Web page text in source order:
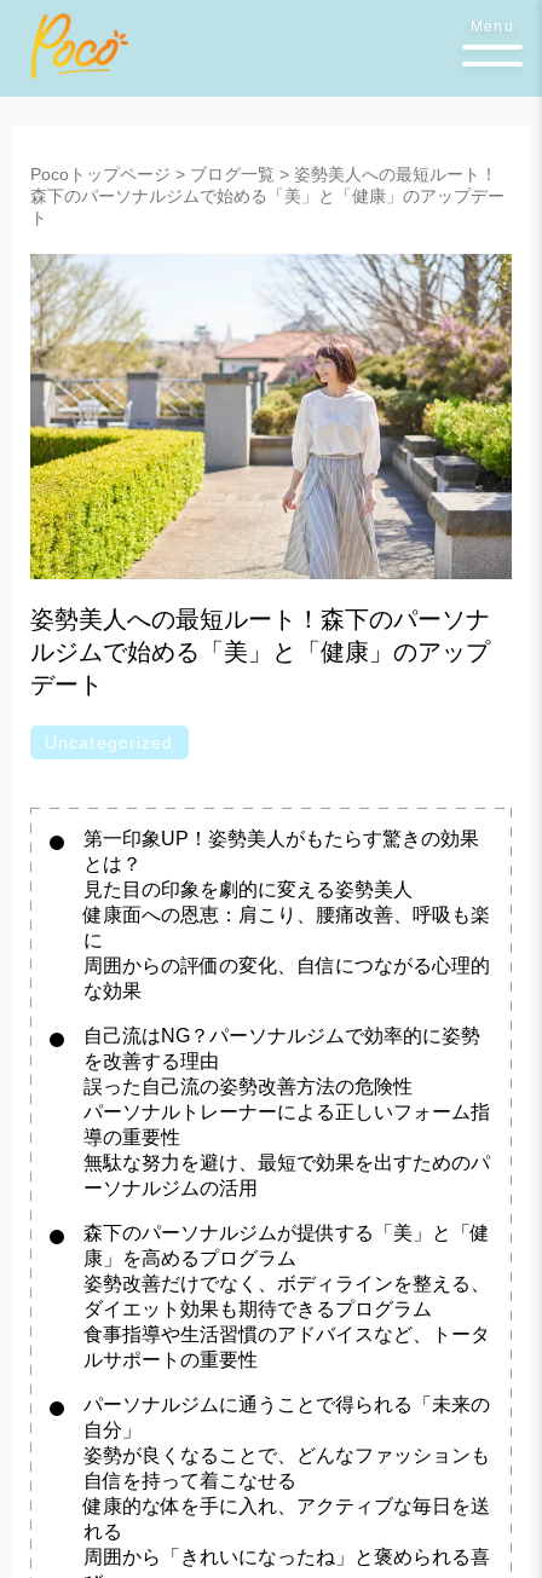
Menu
Pocoトップページ > ブログ一覧 > 姿勢美人への最短ルート！
森下のパーソナルジムで始める「美」と「健康」のアップデー
ト
姿勢美人への最短ルート！森下のパーソナ
ルジムで始める「美」と「健康」のアップ
デート
Uncategorized
第一印象UP！姿勢美人がもたらす驚きの効果
とは？
見た目の印象を劇的に変える姿勢美人
健康面への恩恵：肩こり、腰痛改善、呼吸も楽
に
周囲からの評価の変化、自信につながる心理的
な効果
自己流はNG？パーソナルジムで効率的に姿勢
を改善する理由
誤った自己流の姿勢改善方法の危険性
パーソナルトレーナーによる正しいフォーム指
導の重要性
無駄な努力を避け、最短で効果を出すためのパ
ーソナルジムの活用
森下のパーソナルジムが提供する「美」と「健
康」を高めるプログラム
姿勢改善だけでなく、ボディラインを整える、
ダイエット効果も期待できるプログラム
食事指導や生活習慣のアドバイスなど、トータ
ルサポートの重要性
パーソナルジムに通うことで得られる「未来の
自分」
姿勢が良くなることで、どんなファッションも
自信を持って着こなせる
健康的な体を手に入れ、アクティブな毎日を送
れる
周囲から「きれいになったね」と褒められる喜